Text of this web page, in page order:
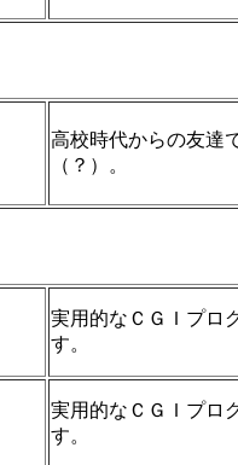
高校時代からの友達
（？）。
実用的なＣＧＩプロ
す。
実用的なＣＧＩプロ
す。